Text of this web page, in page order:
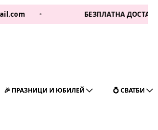
• БЕЗПЛАТНА ДОСТАВКА ЗА 1
🎉 ПРАЗНИЦИ И ЮБИЛЕЙ 💍 СВАТБИ